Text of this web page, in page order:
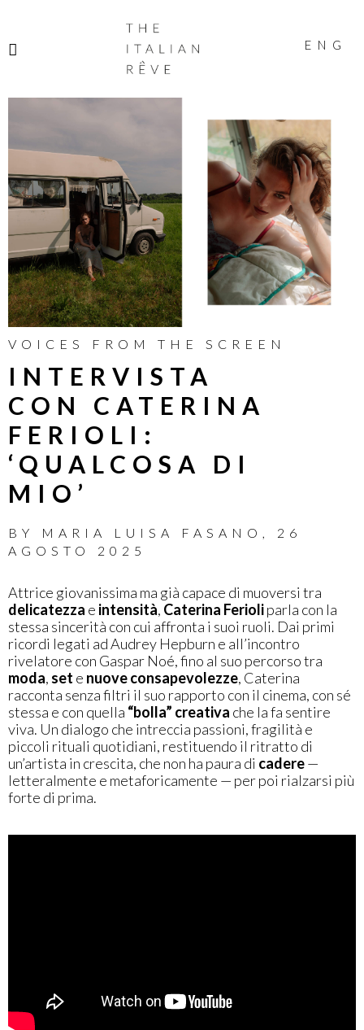
ITALIAN
RÊVE
ENG
VOICES FROM THE SCREEN
INTERVISTA
CON CATERINA
FERIOLI:
‘QUALCOSA DI
MIO’
BY MARIA LUISA FASANO
26
AGOSTO 2025
Attrice giovanissima ma già capace di muoversi tra
delicatezza e intensità, Caterina Ferioliparla con la
stessa sincerità con cui affronta i suoi ruoli. Dai primi
ricordi legati ad Audrey Hepburn e all’incontro
rivelatore con Gaspar Noé, fino al suo percorso tra
moda, set e nuove consapevolezze, Caterina
racconta senza filtri il suo rapporto con il cinema, con sé
stessa e con quella “bolla” creativa che la fa sentire
viva. Un dialogo che intreccia passioni, fragilità e
piccoli rituali quotidiani, restituendo il ritratto di
un’artista in crescita, che non ha paura di cadere—
letteralmente e metaforicamente — per poi rialzarsi più
forte di prima.